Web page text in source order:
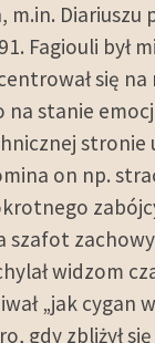
m.in. Diariuszu
Fagiouli był
się na
na stanie
stronie
on np.
szafot
widzom
„jak cygan
gdy zbliżył